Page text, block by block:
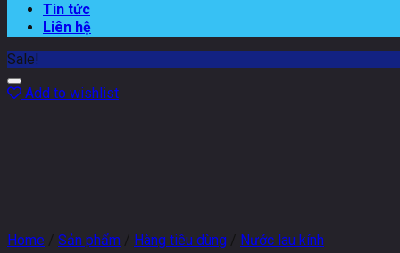
Tin tức
Liên hệ
Sale!
Add to wishlist
Home / Sản phẩm / Hàng tiêu dùng / Nước lau kính